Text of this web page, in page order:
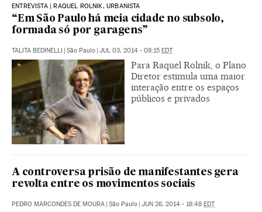
ENTREVISTA | RAQUEL ROLNIK, URBANISTA
“Em São Paulo há meia cidade no subsolo,
formada só por garagens”
TALITA BEDINELLI | São Paulo | JUL 03, 2014 - 08:15 EDT
Para Raquel Rolnik, o Plano
Diretor estimula uma maior
interação entre os espaços
públicos e privados
A controversa prisão de manifestantes gera
revolta entre os movimentos sociais
PEDRO MARCONDES DE MOURA | São Paulo | JUN 26, 2014 - 18:48 EDT